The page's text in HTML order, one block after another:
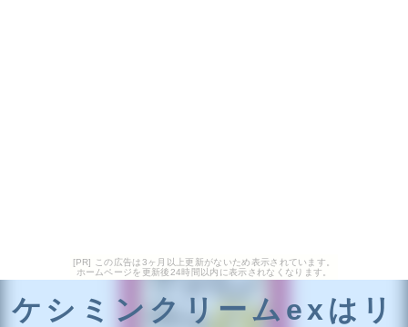
[PR] この広告は3ヶ月以上更新がないため表示されています。
ホームページを更新後24時間以内に表示されなくなります。
ケシミンクリームexはリ